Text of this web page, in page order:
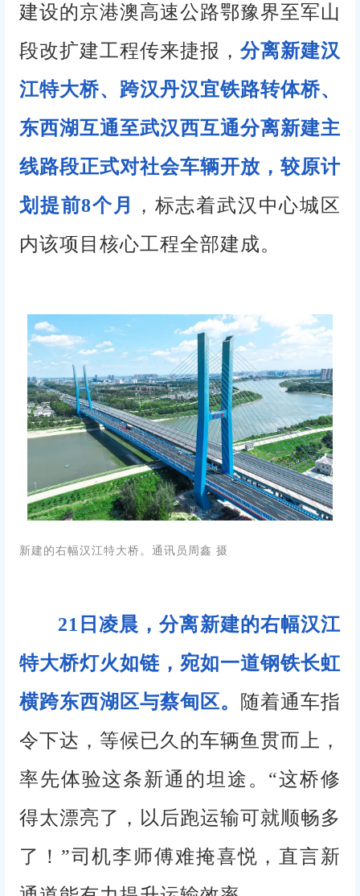
建设的京港澳高速公路鄂豫界至军山
段改扩建工程传来捷报，分离新建汉
江特大桥、跨汉丹汉宜铁路转体桥、
东西湖互通至武汉西互通分离新建主
线路段正式对社会车辆开放，较原计
划提前8个月
，标志着武汉中心城区
内该项目核心工程全部建成。
新建的右幅汉江特大桥。通讯员周鑫 摄
21日凌晨，分离新建的右幅汉江
特大桥灯火如链，宛如一道钢铁长虹
横跨东西湖区与蔡甸区。
随着通车指
令下达，等候已久的车辆鱼贯而上，
率先体验这条新通的坦途。“这桥修
得太漂亮了，以后跑运输可就顺畅多
了！”司机李师傅难掩喜悦，直言新